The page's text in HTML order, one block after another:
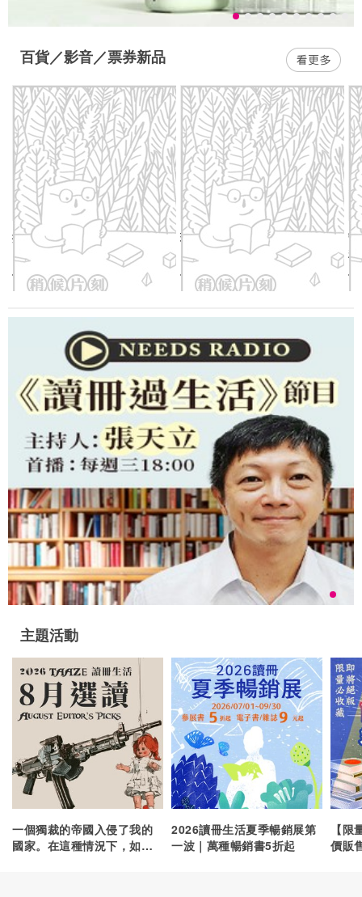
百貨／影音／票券新品
按壓式防潮儲米箱(蜜瓜綠)
優惠價：650元
玻璃調味料罐(酪梨綠)
優惠價：298元
主題活動
一個獨裁的帝國入侵了我的
國家。在這種情況下，如果
2026讀冊生活夏季暢銷展第
一波｜萬種暢銷書5折起
【
價販